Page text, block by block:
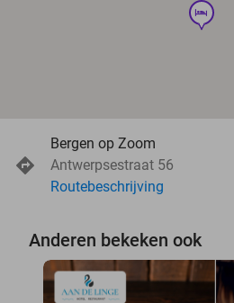
hotel
Bergen op Zoom
Antwerpsestraat 56
Routebeschrijving
Anderen bekeken ook